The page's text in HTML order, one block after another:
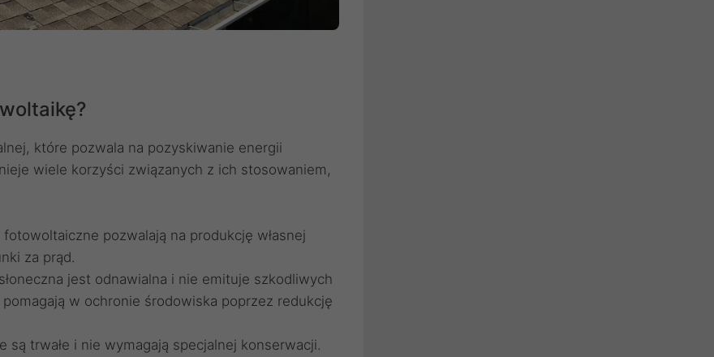
które pozwala na pozyskiwanie energii
wiele korzyści związanych z ich stosowaniem,
pozwalają na produkcję własnej
za prąd.
jest odnawialna i nie emituje szkodliwych
w ochronie środowiska poprzez redukcję
trwałe i nie wymagają specjalnej konserwacji.